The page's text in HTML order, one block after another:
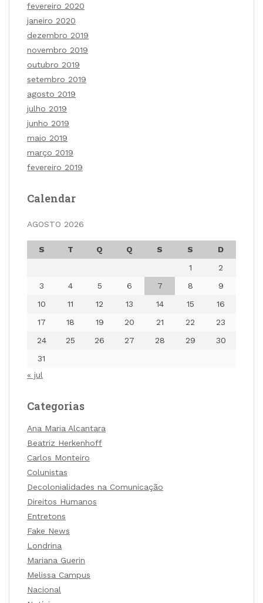
fevereiro 2020
janeiro 2020
dezembro 2019
novembro 2019
outubro 2019
setembro 2019
agosto 2019
julho 2019
junho 2019
maio 2019
março 2019
fevereiro 2019
Calendar
AGOSTO 2026
S T Q Q S S
D
1
2
3
4 5 6 7 8
9
10
11 12 13 14 15
16
17
18 19 20 21 22
23
24
25 26 27 28 29
30
31
« jul
Categorias
Ana Maria Alcantara
Beatriz Herkenhoff
Carlos Monteiro
Colunistas
Decolonialidades na Comunicação
Direitos Humanos
Entretons
Fake News
Londrina
Mariana Guerin
Melissa Campus
Nacional